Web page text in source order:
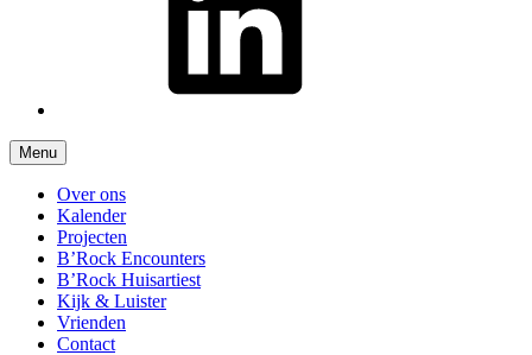
Menu
Over ons
Kalender
Projecten
B’Rock Encounters
B’Rock Huisartiest
Kijk & Luister
Vrienden
Contact